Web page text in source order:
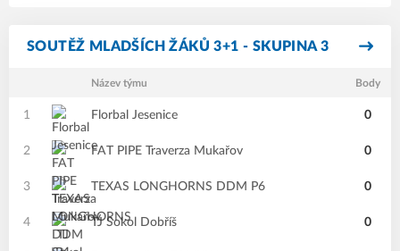
SOUTĚŽ MLADŠÍCH ŽÁKŮ 3+1 - SKUPINA 3
Název týmu Body
1 Florbal Jesenice 0
2 FAT PIPE Traverza Mukařov 0
3 TEXAS LONGHORNS DDM P6 0
4 TJ Sokol Dobříš 0